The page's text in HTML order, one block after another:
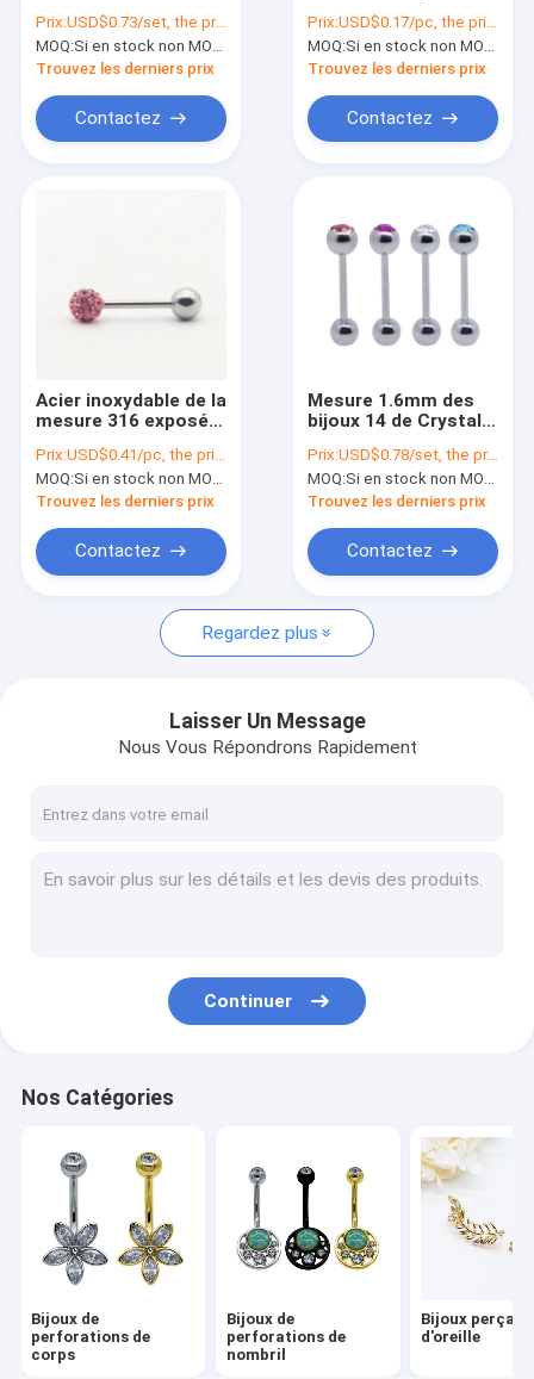
Visite d'usine
nouvelles
Tous les cas
Bijoux de perforations de nombril
Bijoux perçants d'oreille
Bijoux perçants industriels
Bijoux Piercing Sourcils
Tunnels de prise d'oreille
Bijoux Piercing Langue
Bijoux perlés de bracelets
bijoux 316 de langue
extérieure acrylique
Prix:USD$0.73/set, the price will be more lower according to qty.
MOQ:Si en stock non MOQ, sinon, ayez besoin de 300pcs.
Trouvez les derniers prix
Contactez
Tongue Bar
Prix:USD$0.17/pc, the price will be more lower according to qty.
MOQ:Si en stock non MOQ, sinon, ayez besoin de 300pcs.
Trouvez les derniers prix
Contactez
Acier inoxydable de la
mesure 316 exposés
languette longue de
la boule 14mm de
gemmes
Prix:USD$0.41/pc, the price will be more lower according to qty.
MOQ:Si en stock non MOQ, sinon, ayez besoin de 300pcs.
Trouvez les derniers prix
Contactez
Mesure 1.6mm des
bijoux 14 de Crystal
Tongue Piercing
Prix:USD$0.78/set, the price will be more lower according to qty.
MOQ:Si en stock non MOQ, sinon, ayez besoin de 300pcs.
Trouvez les derniers prix
Contactez
Regardez plus
Laisser Un Message
Nous Vous Répondrons Rapidement
Continuer
Nos Catégories
Bijoux de
perforations de
corps
Bijoux de
perforations de
nombril
Bijoux
d'oreille